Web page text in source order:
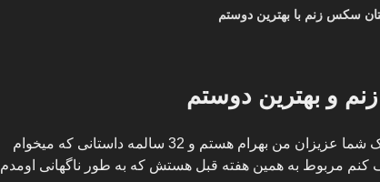
سکس زنم با بهترین دوستم
و بهترین دوستم
سلام به یکایک شما عزیزان من بهرام هستم و 32 سالمه داستانی که میخوام
کنم مربوط به همین هفته قبل هستش که به طور ناگهانی اومدم